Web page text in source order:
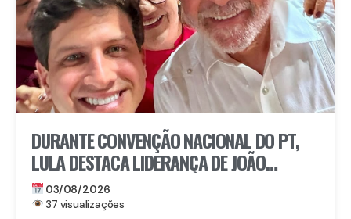
DURANTE CONVENÇÃO NACIONAL DO PT,
LULA DESTACA LIDERANÇA DE JOÃO
CAMPOS
03/08/2026
37 visualizações